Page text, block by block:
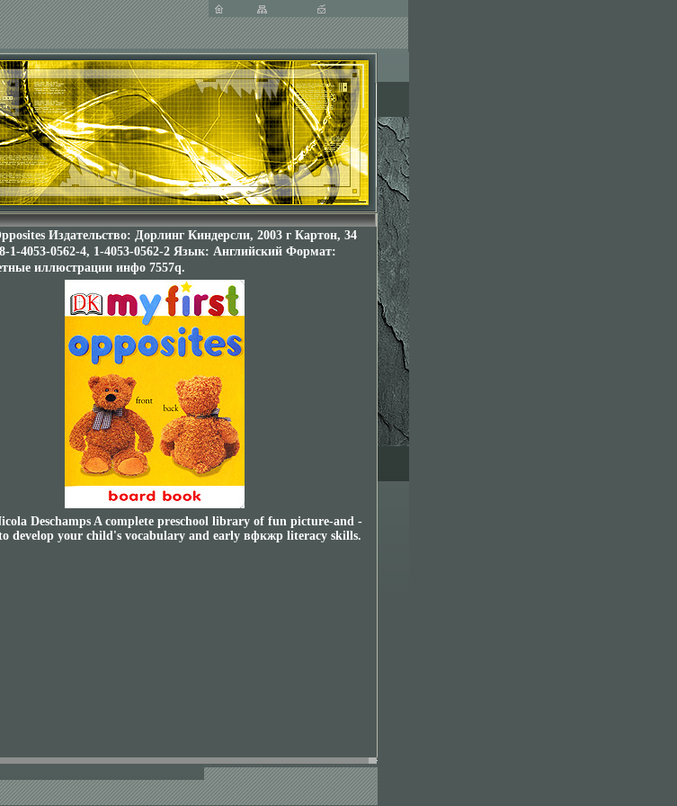
Издательство: Дорлинг Киндерсли, 2003 г Картон, 34
1-4053-0562-4, 1-4053-0562-2 Язык: Английский Формат:
иллюстрации инфо 7557q.
Deschamps A complete preschool library of fun picture-and -
develop your child's vocabulary and early вфкжр literacy skills.